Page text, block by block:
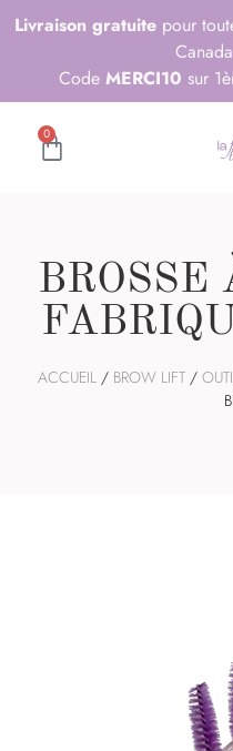
Livraison gratuite pour
Code MERCI10 sur
0
ACCUEIL/ BROW LIFT/